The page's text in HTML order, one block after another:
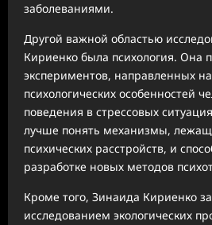
заболеваниями.
Другой важной областью
Кириенко была психология. Она
экспериментов, направленных
психологических особенностей
поведения в стрессовых
лучше понять механизмы,
психических расстройств, и
разработке новых методов
Кроме того, Зинаида Кириенко
исследованием экологических